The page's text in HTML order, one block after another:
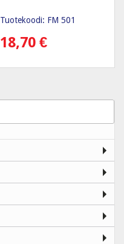
Tuotekoodi: FM 501
18,70€